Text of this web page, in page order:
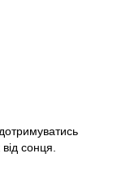
сонця.